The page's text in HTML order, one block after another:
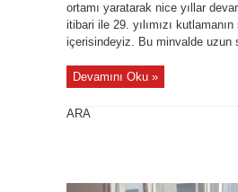
ortamı yaratarak nice yıllar
itibari ile 29. yılımızı
içerisindeyiz. Bu minvalde uzun
Devamını Oku »
ARA